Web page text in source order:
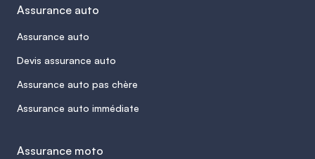
Assurance auto
Assurance auto
Devis assurance auto
Assurance auto pas chère
Assurance auto immédiate
Assurance moto